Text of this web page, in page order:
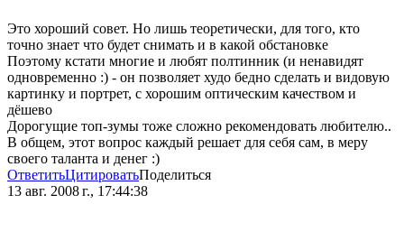
Это хороший совет. Но лишь теоретически, для того, кто
точно знает что будет снимать и в какой обстановке
Поэтому кстати многие и любят полтинник (и ненавидят
одновременно :) - он позволяет худо бедно сделать и видовую
картинку и портрет, с хорошим оптическим качеством и
дёшево
Дорогущие топ-зумы тоже сложно рекомендовать любителю..
В общем, этот вопрос каждый решает для себя сам, в меру
своего таланта и денег :)
ОтветитьЦитироватьПоделиться
13 авг. 2008 г., 17:44:38